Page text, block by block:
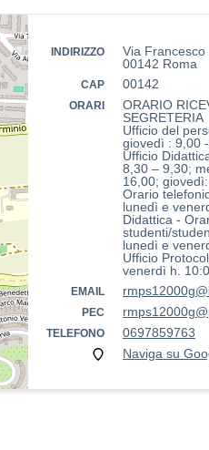
INDIRIZZO
Via
00142 Roma
CAP 00142
ORARI
ORARIO
SEGRETERIA
Ufficio del
giovedì : 9,00
Ufficio
8,30 – 9,30;
16,00;
Orario
lunedì e
Didattica -
studenti/
lunedì e
Ufficio
venerdì h.
EMAIL
PEC
TELEFONO
0697859763
Naviga su